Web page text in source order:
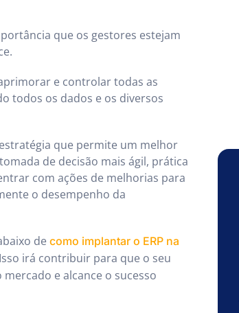
que os gestores estejam
e controlar todas as
todos os dados e os diversos
que permite um melhor
de decisão mais ágil, prática
com ações de melhorias para
o desempenho da
de como implantar o ERP na
irá contribuir para que o seu
e alcance o sucesso